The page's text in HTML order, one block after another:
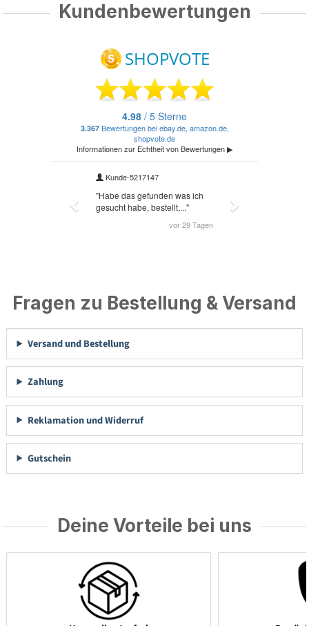
Kundenbewertungen
Fragen zu Bestellung & Versand
Versand und Bestellung
Zahlung
Reklamation und Widerruf
Gutschein
Deine Vorteile bei uns